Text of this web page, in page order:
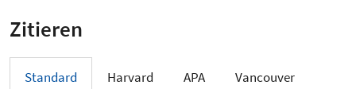
Zitieren
Standard Harvard APA Vancouver